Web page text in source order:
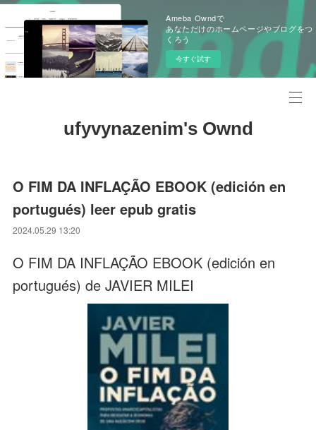
Ameba Owndで
あなただけのホームページやブログをつ
くろう
今すぐ試す
ufyvynazenim's Ownd
O FIM DA INFLAÇÃO EBOOK (edición en
portugués) leer epub gratis
2024.05.29 13:20
O FIM DA INFLAÇÃO EBOOK (edición en
portugués) de JAVIER MILEI